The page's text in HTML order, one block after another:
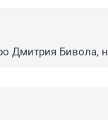
Дмитрия Бивола,